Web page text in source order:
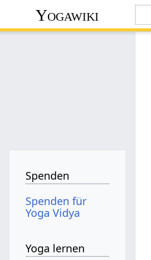
Yogawiki
Spenden
Spenden für
Yoga Vidya
Yoga lernen